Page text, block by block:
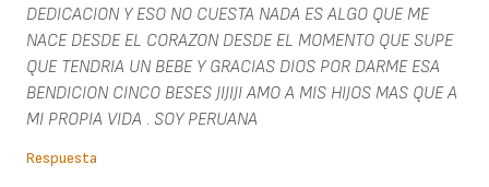
DEDICACION Y ESO NO CUESTA NADA ES ALGO QUE ME
NACE DESDE EL CORAZON DESDE EL MOMENTO QUE SUPE
QUE TENDRIA UN BEBE Y GRACIAS DIOS POR DARME ESA
BENDICION CINCO BESES JIJIJI AMO A MIS HIJOS MAS QUE A
MI PROPIA VIDA . SOY PERUANA
Respuesta